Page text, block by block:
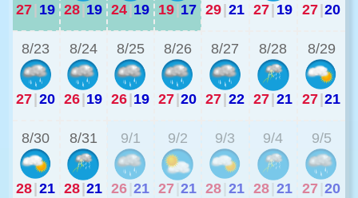
27| 19 28|19 24|19 19|17 29|21 27| 19 27|20
8/23
27|20
8/24
26|19
8/25
26|19
8/26
27|20
8/27
27|22
8/28
27|21
8/29
27|21
8/30
28|21
8/31
28|21
9/1
26 21
9/2
27 21
9/3
28 21
9/4
28 21
9/5
27 20